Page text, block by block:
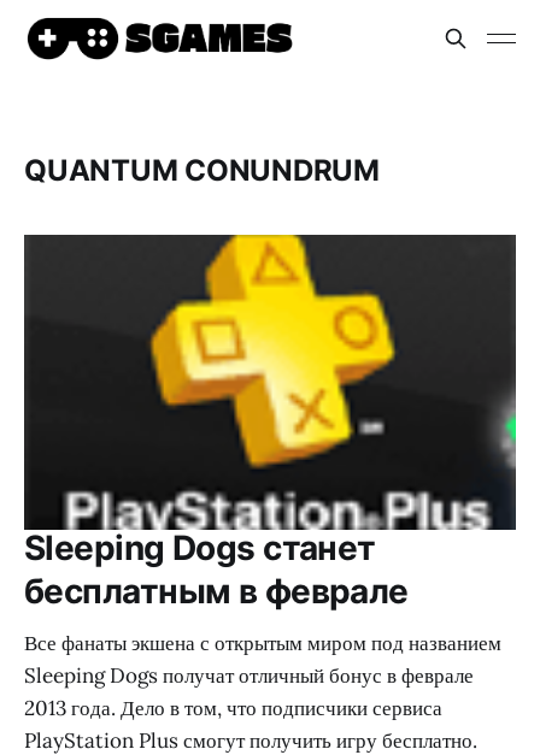
QUANTUM CONUNDRUM
Sleeping Dogs станет
бесплатным в феврале
Все фанаты экшена с открытым миром под названием
Sleeping Dogs получат отличный бонус в феврале
2013 года. Дело в том, что подписчики сервиса
PlayStation Plus смогут получить игру бесплатно.